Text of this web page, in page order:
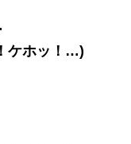
ケホッ！…)